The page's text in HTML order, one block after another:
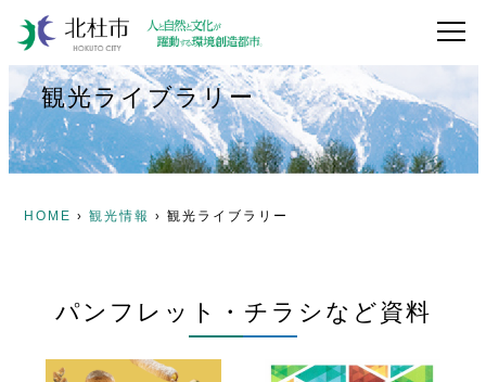
観光ライブラリー
HOME › 観光情報 › 観光ライブラリー
パンフレット・チラシなど資料